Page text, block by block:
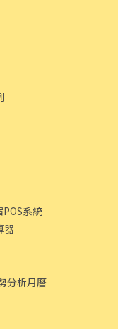
系統
器
分析月曆